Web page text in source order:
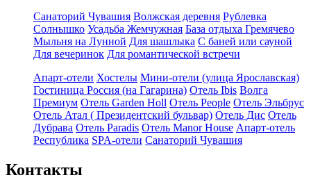
Санаторий Чувашия Волжская деревня Рублевка
Солнышко Усадьба Жемчужная База отдыха Гремячево
Мыльня на Лунной Для шашлыка С баней или сауной
Для вечеринок Для романтической встречи
Апарт-отели Хостелы Мини-отели (улица Ярославская)
Гостиница Россия (на Гагарина) Отель Ibis Волга
Премиум Отель Garden Holl Отель People Отель Эльбрус
Отель Атал ( Президентский бульвар) Отель Дис Отель
Дубрава Отель Paradis Отель Manor House Апарт-отель
Республика SPA-отели Санаторий Чувашия
Контакты